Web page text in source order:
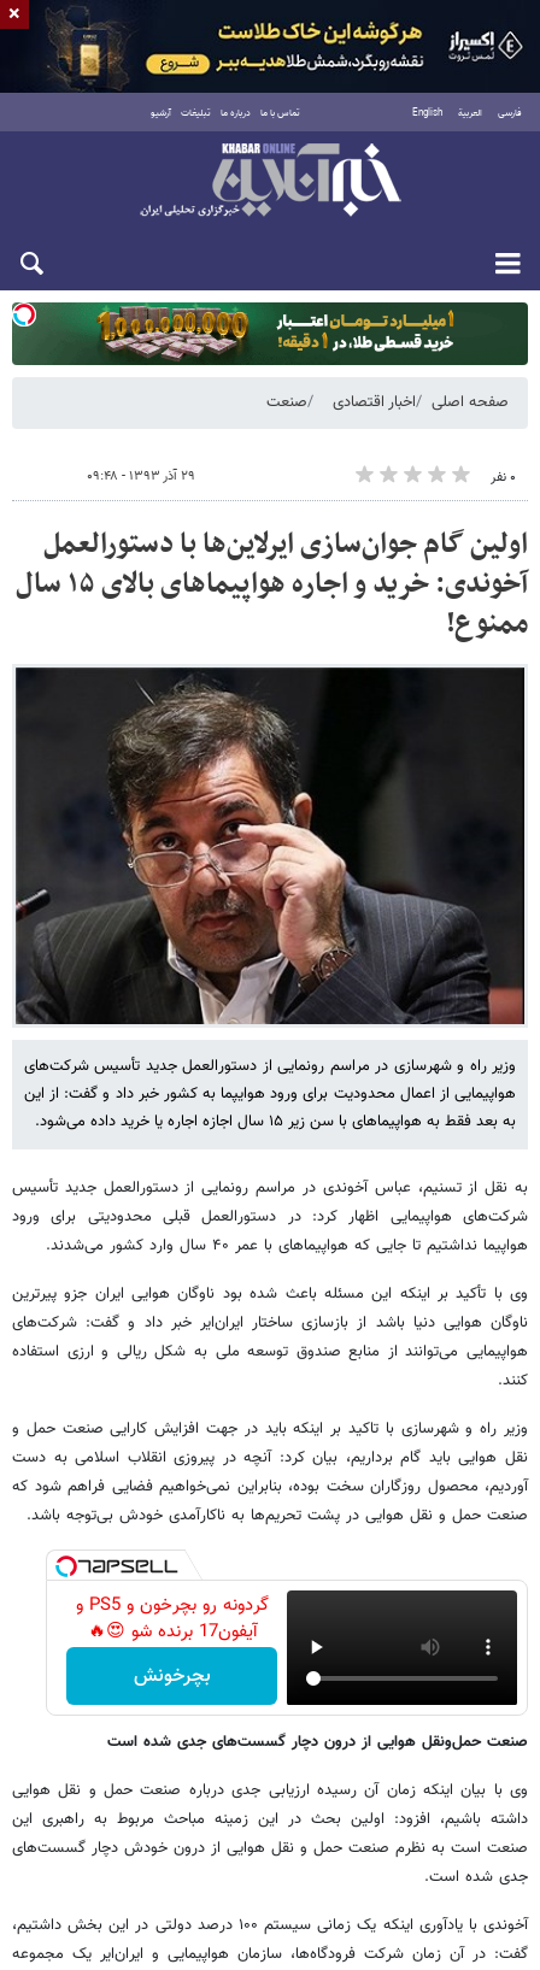
فارسی العربية English تماس با ما درباره ما تبلیغات آرشیو
یکشنبه ۱۸ مرداد ۱۴۰۵
صفحه اصلی اخبار اقتصادی صنعت
۰ نفر ۲۹ آذر ۱۳۹۳ - ۰۹:۴۸
اولین گام جوان‌سازی ایرلاین‌ها با دستورالعمل
آخوندی: خرید و اجاره هواپیماهای بالای ۱۵ سال
ممنوع!
وزیر راه و شهرسازی در مراسم رونمایی از دستورالعمل جدید تأسیس شرکت‌های
هواپیمایی از اعمال محدودیت برای ورود هوایپما به کشور خبر داد و گفت: از این
به بعد فقط به هواپیماهای با سن زیر ۱۵ سال اجازه اجاره یا خرید داده می‌شود.
به نقل از تسنیم، عباس آخوندی در مراسم رونمایی از دستورالعمل جدید تأسیس
شرکت‌های هواپیمایی اظهار کرد: در دستورالعمل قبلی محدودیتی برای ورود
هواپیما نداشتیم تا جایی که هواپیماهای با عمر ۴۰ سال وارد کشور می‌شدند.
وی با تأکید بر اینکه این مسئله باعث شده بود ناوگان هوایی ایران جزو پیرترین
ناوگان هوایی دنیا باشد از بازسازی ساختار ایران‌ایر خبر داد و گفت: شرکت‌های
هواپیمایی می‌توانند از منابع صندوق توسعه ملی به شکل ریالی و ارزی استفاده
کنند.
وزیر راه و شهرسازی با تاکید بر اینکه باید در جهت افزایش کارایی صنعت حمل و
نقل هوایی باید گام برداریم، بیان کرد: آنچه در پیروزی انقلاب اسلامی به دست
آوردیم، محصول روزگاران سخت بوده، بنابراین نمی‌خواهیم فضایی فراهم شود که
صنعت حمل و نقل هوایی در پشت تحریم‌ها به ناکارآمدی خودش بی‌توجه باشد.
گردونه رو بچرخون و PS5 و
آیفون17 برنده شو 😍🔥
بچرخونش
صنعت حمل‌ونقل هوایی از درون دچار گسست‌های جدی شده است
وی با بیان اینکه زمان آن رسیده ارزیابی جدی درباره صنعت حمل و نقل هوایی
داشته باشیم، افزود: اولین بحث در این زمینه مباحث مربوط به راهبری این
صنعت است به نظرم صنعت حمل و نقل هوایی از درون خودش دچار گسست‌های
جدی شده است.
آخوندی با یادآوری اینکه یک زمانی سیستم ۱۰۰ درصد دولتی در این بخش داشتیم،
گفت: در آن زمان شرکت فرودگاه‌ها، سازمان هواپیمایی و ایران‌ایر یک مجموعه
×